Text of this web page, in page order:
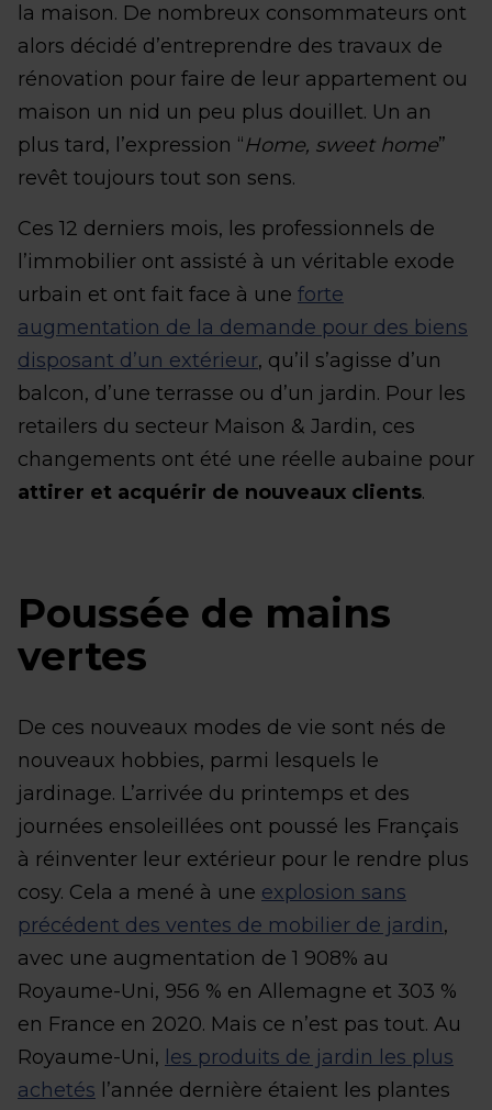
la maison. De nombreux consommateurs ont
alors décidé d’entreprendre des travaux de
rénovation pour faire de leur appartement ou
maison un nid un peu plus douillet. Un an
plus tard, l’expression “Home, sweet home”
revêt toujours tout son sens.
Ces 12 derniers mois, les professionnels de
l’immobilier ont assisté à un véritable exode
urbain et ont fait face à une forte
augmentation de la demande pour des biens
disposant d’un extérieur, qu’il s’agisse d’un
balcon, d’une terrasse ou d’un jardin. Pour les
retailers du secteur Maison & Jardin, ces
changements ont été une réelle aubaine pour
attirer et acquérir de nouveaux clients.
Poussée de mains
vertes
De ces nouveaux modes de vie sont nés de
nouveaux hobbies, parmi lesquels le
jardinage. L’arrivée du printemps et des
journées ensoleillées ont poussé les Français
à réinventer leur extérieur pour le rendre plus
cosy. Cela a mené à une explosion sans
précédent des ventes de mobilier de jardin,
avec une augmentation de 1 908% au
Royaume-Uni, 956 % en Allemagne et 303 %
en France en 2020. Mais ce n’est pas tout. Au
Royaume-Uni, les produits de jardin les plus
achetés l’année dernière étaient les plantes